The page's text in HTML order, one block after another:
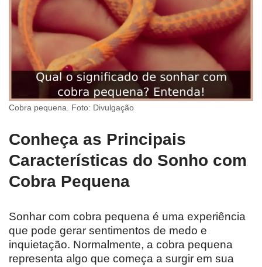
Cobra pequena. Foto: Divulgação
Conheça as Principais
Características do Sonho com
Cobra Pequena
Sonhar com cobra pequena é uma experiência
que pode gerar sentimentos de medo e
inquietação. Normalmente, a cobra pequena
representa algo que começa a surgir em sua